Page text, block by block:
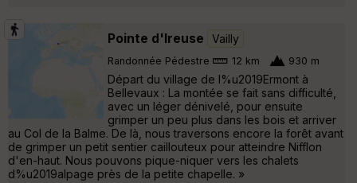
Pointe d'Ireuse Vailly
Randonnée Pédestre 12 km 930 m
Départ du village de l%u2019Ermont à
Bellevaux : La montée se fait sans difficulté,
avec un léger dénivelé, pour ensuite
grimper un peu plus dans les bois et arriver
au Col de la Balme. De là, nous traversons encore la forêt avant
de grimper un petit sentier caillouteux pour atteindre Nifflon
d'en-haut. Nous pouvons pique-niquer vers les chalets
d%u2019alpage près de la petite chapelle. »